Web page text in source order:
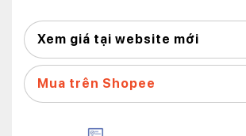
Xem giá tại website mới
Mua trên Shopee